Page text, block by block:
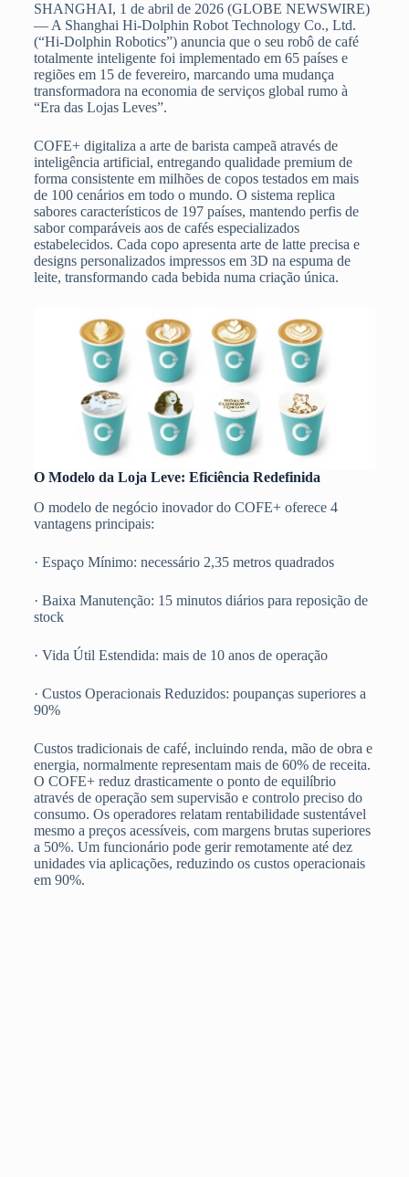
SHANGHAI, 1 de abril de 2026 (GLOBE NEWSWIRE)
— A Shanghai Hi-Dolphin Robot Technology Co., Ltd.
(“Hi-Dolphin Robotics”) anuncia que o seu robô de café
totalmente inteligente foi implementado em 65 países e
regiões em 15 de fevereiro, marcando uma mudança
transformadora na economia de serviços global rumo à
“Era das Lojas Leves”.
COFE+ digitaliza a arte de barista campeã através de
inteligência artificial, entregando qualidade premium de
forma consistente em milhões de copos testados em mais
de 100 cenários em todo o mundo. O sistema replica
sabores característicos de 197 países, mantendo perfis de
sabor comparáveis aos de cafés especializados
estabelecidos. Cada copo apresenta arte de latte precisa e
designs personalizados impressos em 3D na espuma de
leite, transformando cada bebida numa criação única.
O Modelo da Loja Leve: Eficiência Redefinida
O modelo de negócio inovador do COFE+ oferece 4
vantagens principais:
· Espaço Mínimo: necessário 2,35 metros quadrados
· Baixa Manutenção: 15 minutos diários para reposição de
stock
· Vida Útil Estendida: mais de 10 anos de operação
· Custos Operacionais Reduzidos: poupanças superiores a
90%
Custos tradicionais de café, incluindo renda, mão de obra e
energia, normalmente representam mais de 60% de receita.
O COFE+ reduz drasticamente o ponto de equilíbrio
através de operação sem supervisão e controlo preciso do
consumo. Os operadores relatam rentabilidade sustentável
mesmo a preços acessíveis, com margens brutas superiores
a 50%. Um funcionário pode gerir remotamente até dez
unidades via aplicações, reduzindo os custos operacionais
em 90%.